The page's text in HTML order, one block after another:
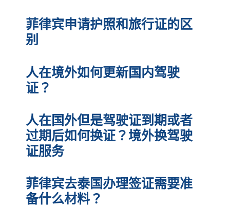
菲律宾申请护照和旅行证的区
别
人在境外如何更新国内驾驶
证？
人在国外但是驾驶证到期或者
过期后如何换证？境外换驾驶
证服务
菲律宾去泰国办理签证需要准
备什么材料？